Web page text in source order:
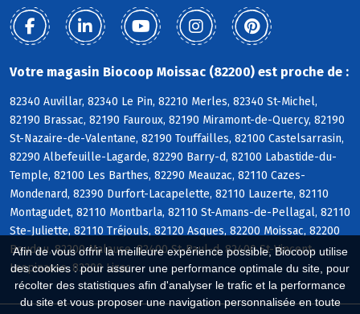
Afin de vous offrir la meilleure expérience possible, Biocoop utilise
des cookies : pour assurer une performance optimale du site, pour
récolter des statistiques afin d'analyser le trafic et la performance
du site et vous proposer une navigation personnalisée en toute
Votre magasin Biocoop Moissac (82200) est proche de :
82340 Auvillar, 82340 Le Pin, 82210 Merles, 82340 St-Michel,
82190 Brassac, 82190 Fauroux, 82190 Miramont-de-Quercy, 82190
St-Nazaire-de-Valentane, 82190 Touffailles, 82100 Castelsarrasin,
82290 Albefeuille-Lagarde, 82290 Barry-d, 82100 Labastide-du-
Temple, 82100 Les Barthes, 82290 Meauzac, 82110 Cazes-
Mondenard, 82390 Durfort-Lacapelette, 82110 Lauzerte, 82110
Montagudet, 82110 Montbarla, 82110 St-Amans-de-Pellagal, 82110
Ste-Juliette, 82110 Tréjouls, 82120 Asques, 82200 Moissac, 82200
Boudou, 82200 Malause, 82400 St-Paul-d, 82400 St-Vincent-
Lespinasse, 82200 Lizac